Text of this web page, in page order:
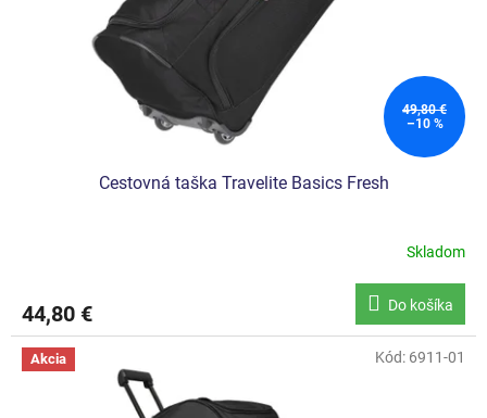
49,80 €
–10 %
Cestovná taška Travelite Basics Fresh
Skladom
44,80 € Do košíka
Akcia Kód: 6911-01